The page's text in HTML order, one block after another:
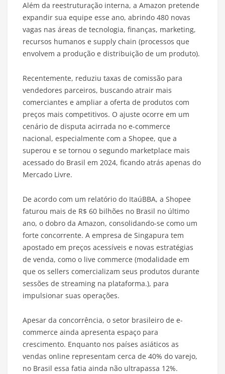
Além da reestruturação interna, a Amazon pretende
expandir sua equipe esse ano, abrindo 480 novas
vagas nas áreas de tecnologia, finanças, marketing,
recursos humanos e supply chain (processos que
envolvem a produção e distribuição de um produto).
Recentemente, reduziu taxas de comissão para
vendedores parceiros, buscando atrair mais
comerciantes e ampliar a oferta de produtos com
preços mais competitivos. O ajuste ocorre em um
cenário de disputa acirrada no e-commerce
nacional, especialmente com a Shopee, que a
superou e se tornou o segundo marketplace mais
acessado do Brasil em 2024, ficando atrás apenas do
Mercado Livre.
De acordo com um relatório do ItaúBBA, a Shopee
faturou mais de R$ 60 bilhões no Brasil no último
ano, o dobro da Amazon, consolidando-se como um
forte concorrente. A empresa de Singapura tem
apostado em preços acessíveis e novas estratégias
de venda, como o live commerce (modalidade em
que os sellers comercializam seus produtos durante
sessões de streaming na plataforma.), para
impulsionar suas operações.
Apesar da concorrência, o setor brasileiro de e-
commerce ainda apresenta espaço para
crescimento. Enquanto nos países asiáticos as
vendas online representam cerca de 40% do varejo,
no Brasil essa fatia ainda não ultrapassa 12%.